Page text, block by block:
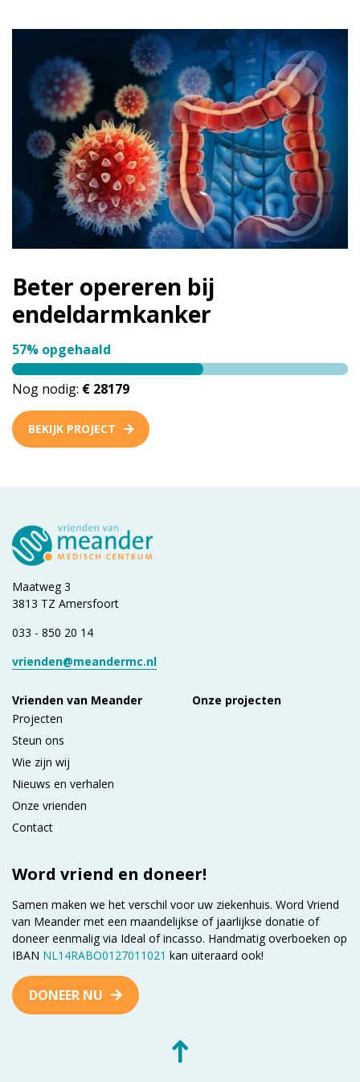
Beter opereren bij
endeldarmkanker
57% opgehaald
Nog nodig: € 28179
BEKIJK PROJECT
Maatweg 3
3813 TZ Amersfoort
033 - 850 20 14
vrienden@meandermc.nl
Vrienden van Meander
Projecten
Steun ons
Wie zijn wij
Nieuws en verhalen
Onze vrienden
Contact
Onze projecten
Word vriend en doneer!
Samen maken we het verschil voor uw ziekenhuis. Word Vriend
van Meander met een maandelijkse of jaarlijkse donatie of
doneer eenmalig via Ideal of incasso. Handmatig overboeken op
IBAN NL14RABO0127011021 kan uiteraard ook!
DONEER NU